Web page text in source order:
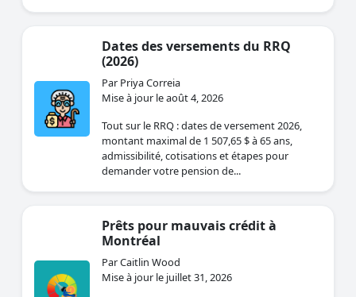
Dates des versements du RRQ
(2026)
Par Priya Correia
Mise à jour le août 4, 2026
Tout sur le RRQ : dates de versement 2026,
montant maximal de 1 507,65 $ à 65 ans,
admissibilité, cotisations et étapes pour
demander votre pension de...
Prêts pour mauvais crédit à
Montréal
Par Caitlin Wood
Mise à jour le juillet 31, 2026